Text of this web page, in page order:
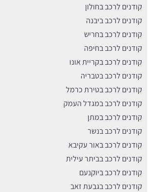
קודנים לרכב בחולון
קודנים לרכב ביבנה
קודנים לרכב בחריש
קודנים לרכב בחיפה
קודנים לרכב בקריית אונו
קודנים לרכב בטבריה
קודנים לרכב בטירת כרמל
קודנים לרכב במגדל העמק
קודנים לרכב במתן
קודנים לרכב בנשר
קודנים לרכב באור עקיבא
קודנים לרכב בביתר עילית
קודנים לרכב ביוקנעם
קודנים לרכב בגבעת זאב